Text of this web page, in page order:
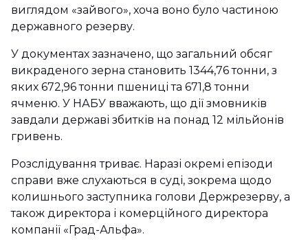
виглядом «зайвого», хоча воно було частиною
державного резерву.
У документах зазначено, що загальний обсяг
викраденого зерна становить 1344,76 тонни, з
яких 672,96 тонни пшениці та 671,8 тонни
ячменю. У НАБУ вважають, що дії змовників
завдали державі збитків на понад 12 мільйонів
гривень.
Розслідування триває. Наразі окремі епізоди
справи вже слухаються в суді, зокрема щодо
колишнього заступника голови Держрезерву, а
також директора і комерційного директора
компанії «Град-Альфа».